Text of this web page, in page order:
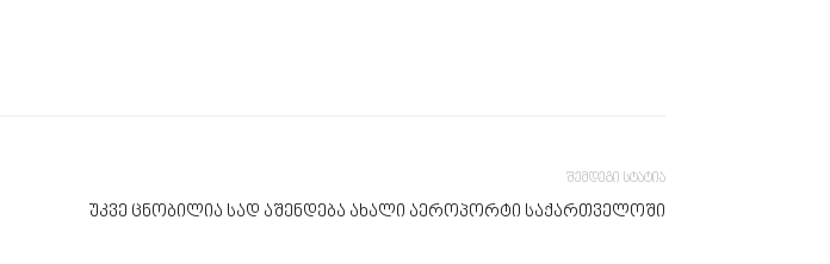
შემდეგი სტატია
უკვე ცნობილია სად აშენდება ახალი აეროპორტი საქართველოში